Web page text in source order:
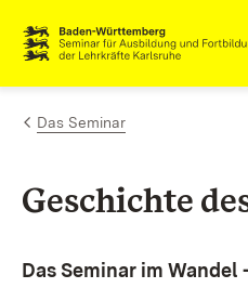
Zum Inhalt springen
Link zur Startseite
Das Seminar
Geschichte
Das Seminar im